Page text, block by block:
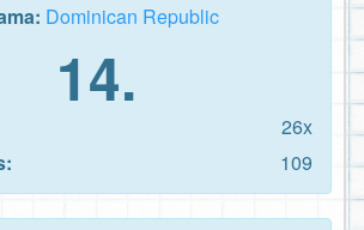
Dominican Republic
14.
26x
109